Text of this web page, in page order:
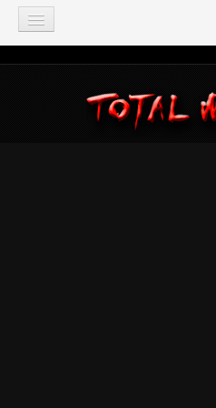
TOTAL WAR
Total War: Three Kingdoms
Total War: Warhammer